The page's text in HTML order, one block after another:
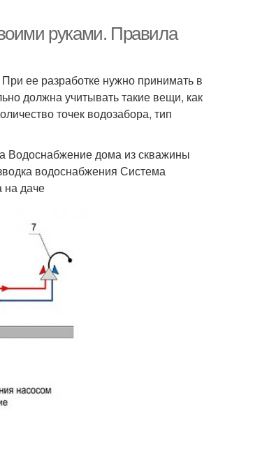
руками. Правила
ее разработке нужно принимать в
должна учитывать такие вещи, как
точек водозабора, тип
Водоснабжение дома из скважины
водоснабжения Система
на даче